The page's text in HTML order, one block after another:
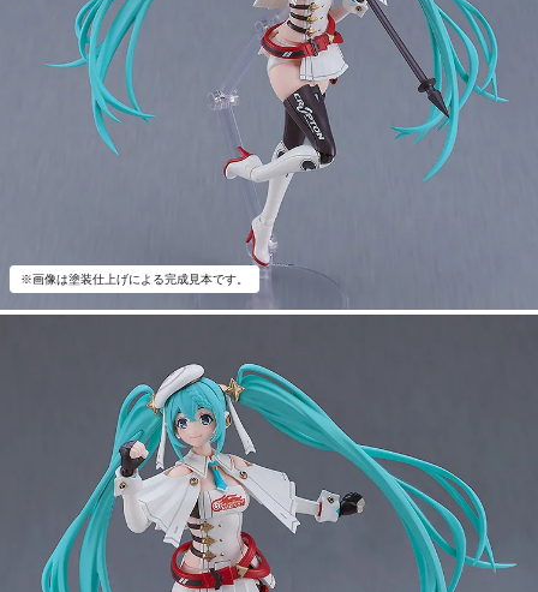
※画像は塗装仕上げによる完成見本です。